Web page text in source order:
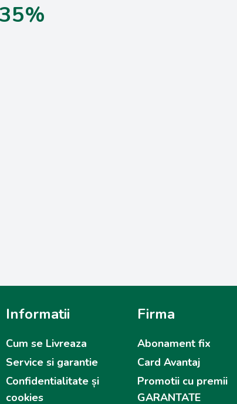
Informatii
Cum se Livreaza
Service si garantie
Confidentialitate și
cookies
Firma
Abonament fix
Card Avantaj
Promotii cu premii
GARANTATE